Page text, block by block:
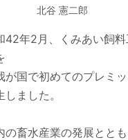
北谷 憲二郎
年2月、くみあい飼料
が国で初めてのプレミ
ました。
畜水産業の発展とと